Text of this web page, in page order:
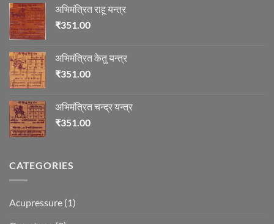
अभिमंत्रित राहू यन्त्र
₹351.00
अभिमंत्रित केतु यन्त्र
₹351.00
अभिमंत्रित चन्द्र यन्त्र
₹351.00
CATEGORIES
Acupressure (1)